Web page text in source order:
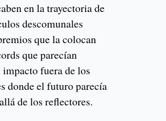
en la trayectoria de
descomunales
que la colocan
que parecían
fuera de los
donde el futuro parecía
de los reflectores.